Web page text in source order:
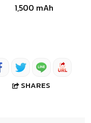
1,500 mAh
SHARES